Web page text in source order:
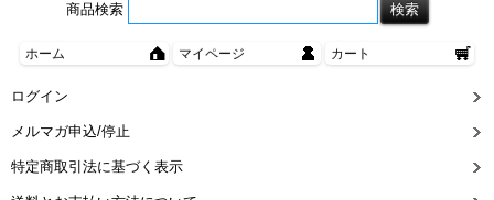
商品検索
ホーム マイページ カート
ログイン
メルマガ申込/停止
特定商取引法に基づく表示